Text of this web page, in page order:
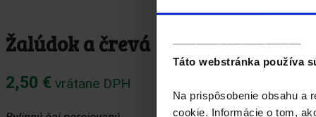
Táto webstránka používa
Na prispôsobenie obsahu a
cookie. Informácie o tom,
Žalúdok a črevá
2,50 € vrátane DPH